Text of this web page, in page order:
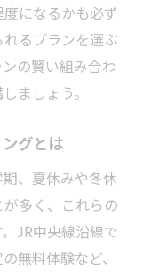
になるかも必ず
るプランを選ぶ
の賢い組み合わ
ましょう。
グとは
、夏休みや冬休
多く、これらの
JR中央線沿線で
無料体験など、